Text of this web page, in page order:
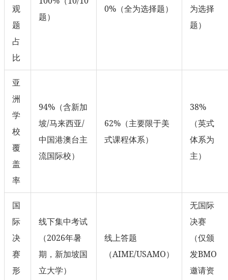
观
题
占
比
题）
0%（全为选择题）
为选择
题）
亚
洲
学
校
覆
盖
率
94%（含新加
坡/马来西亚/
中国港澳台主
流国际校）
62%（主要限于美
式课程体系）
38%
（英式
体系为
主）
国
际
决
赛
形
线下集中考试
（2026年暑
期，新加坡国
立大学）
线上答题
（AIME/USAMO）
无国际
决赛
（仅颁
发BMO
邀请资